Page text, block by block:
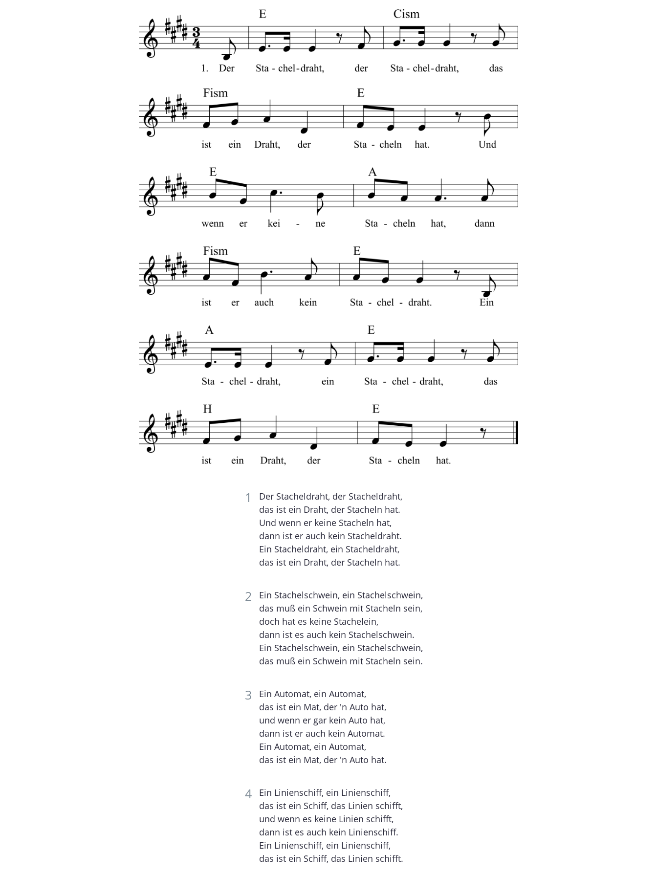
Der Stacheldraht, der Stacheldraht,
das ist ein Draht, der Stacheln hat.
Und wenn er keine Stacheln hat,
dann ist er auch kein Stacheldraht.
Ein Stacheldraht, ein Stacheldraht,
das ist ein Draht, der Stacheln hat.
Ein Stachelschwein, ein Stachelschwein,
das muß ein Schwein mit Stacheln sein,
doch hat es keine Stachelein,
dann ist es auch kein Stachelschwein.
Ein Stachelschwein, ein Stachelschwein,
das muß ein Schwein mit Stacheln sein.
Ein Automat, ein Automat,
das ist ein Mat, der 'n Auto hat,
und wenn er gar kein Auto hat,
dann ist er auch kein Automat.
Ein Automat, ein Automat,
das ist ein Mat, der 'n Auto hat.
Ein Linienschiff, ein Linienschiff,
das ist ein Schiff, das Linien schifft,
und wenn es keine Linien schifft,
dann ist es auch kein Linienschiff.
Ein Linienschiff, ein Linienschiff,
das ist ein Schiff, das Linien schifft.